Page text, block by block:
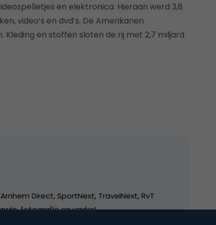
en elektronica. Hieraan werd 3,8
video’s en dvd’s. De Amerikanen
Kleding en stoffen sloten de rij met 2,7 miljard
Direct, SportNext, TravelNext, RvT
fotografie en vader!